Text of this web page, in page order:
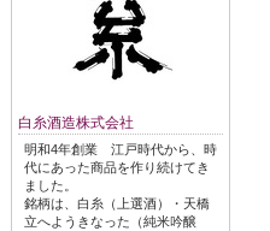
白糸酒造株式会社
明和4年創業 江戸時代から、時
代にあった商品を作り続けてき
ました。
銘柄は、白糸（上選酒）・天橋
立へようきなった（純米吟醸